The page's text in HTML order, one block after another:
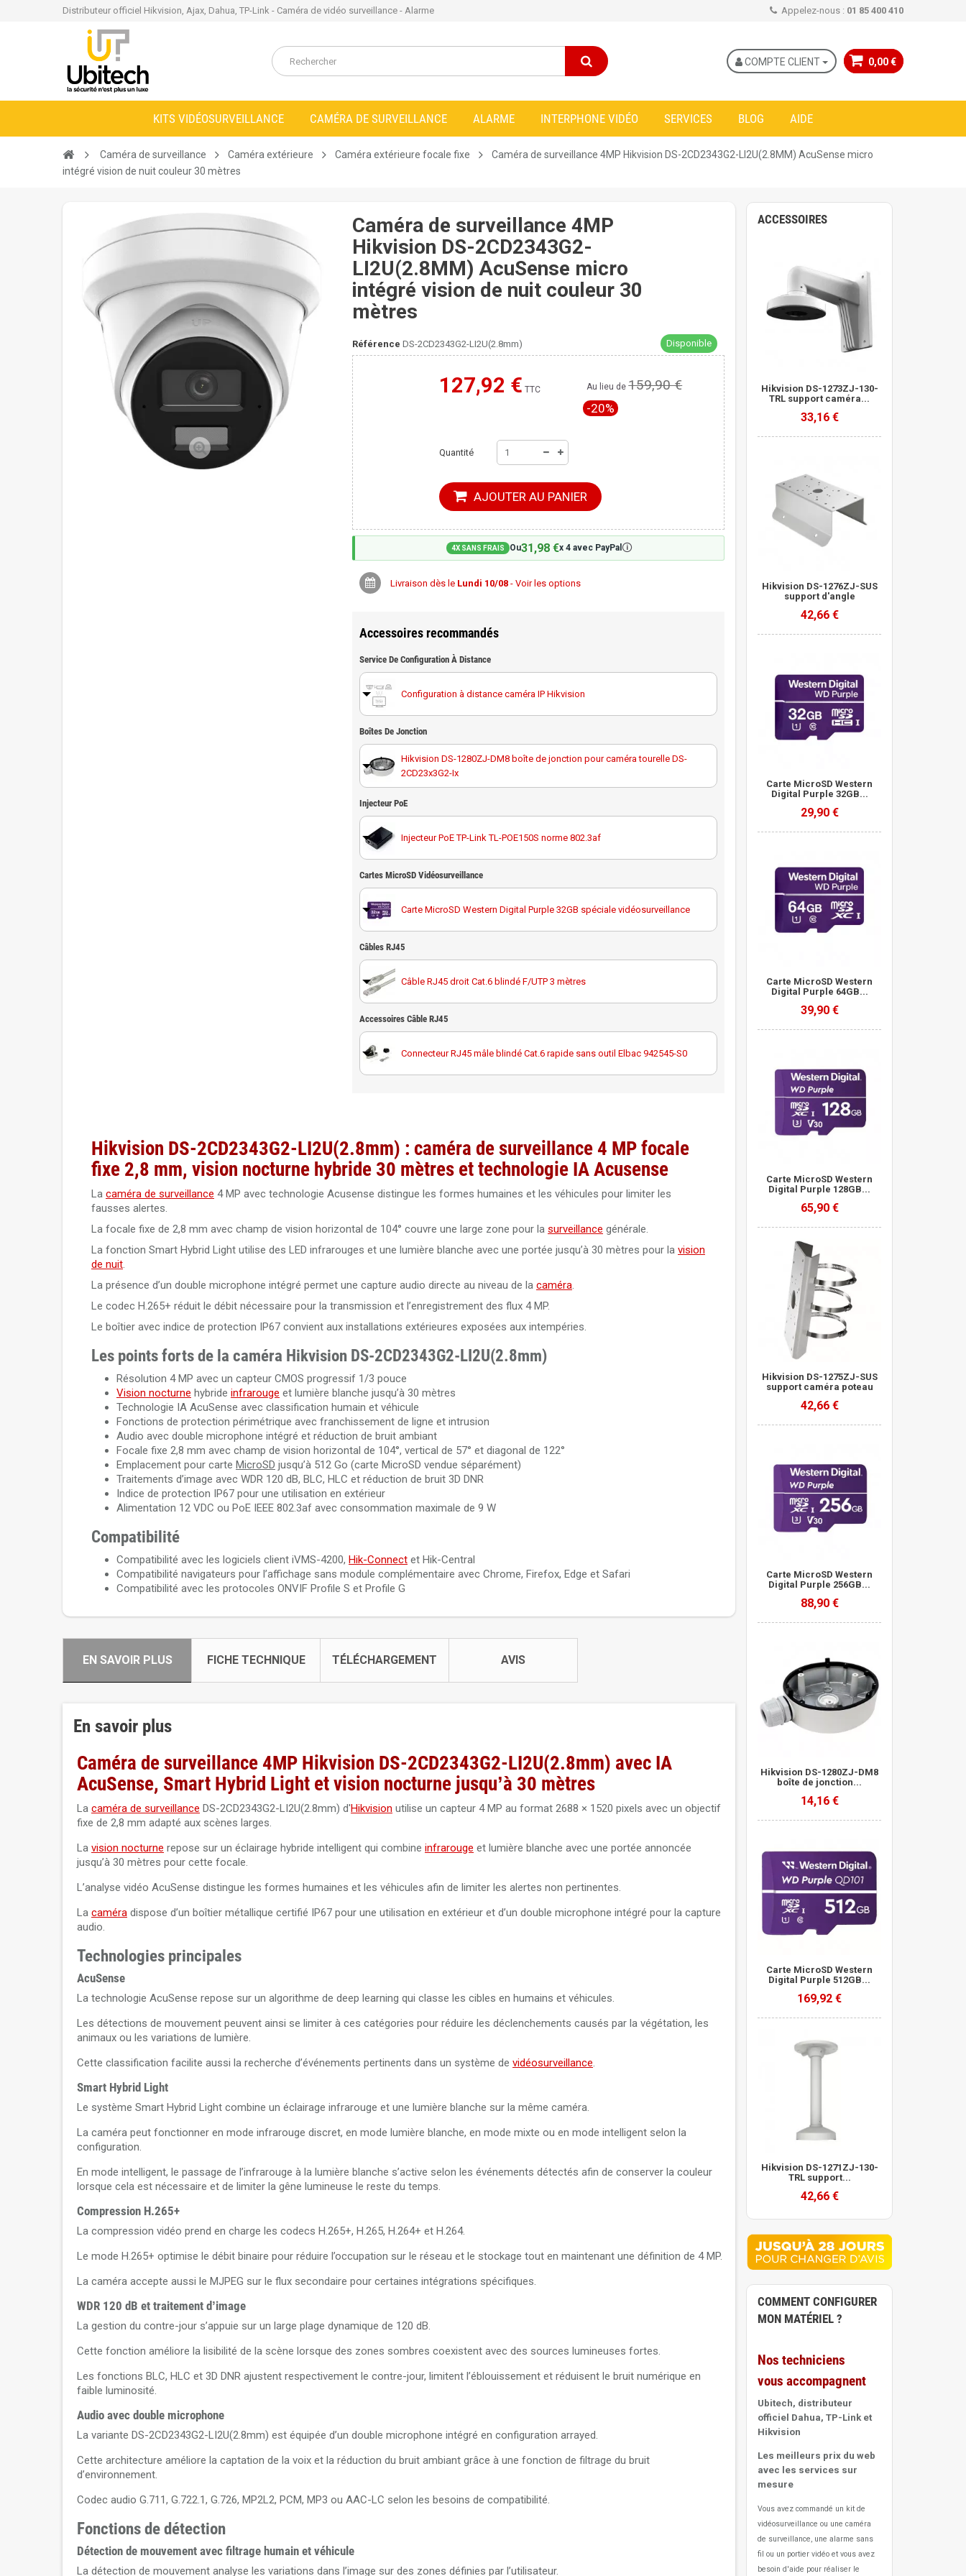
Distributeur officiel Hikvision, Ajax, Dahua, TP-Link - Caméra de vidéo surveillance - Alarme Appelez-nous : 01 85 400 410
0,00 €
COMPTE CLIENT
KITS VIDÉOSURVEILLANCE CAMÉRA DE SURVEILLANCE ALARME INTERPHONE VIDÉO SERVICES BLOG AIDE
Caméra de surveillance Caméra extérieure Caméra extérieure focale fixe
Caméra de surveillance 4MP Hikvision DS-2CD2343G2-LI2U(2.8MM) AcuSense micro
intégré vision de nuit couleur 30 mètres
Caméra de surveillance 4MP
Hikvision DS-2CD2343G2-
LI2U(2.8MM) AcuSense micro
intégré vision de nuit couleur 30
mètres
Référence DS-2CD2343G2-LI2U(2.8mm) Disponible
127,92 € TTC
Moins cher ailleurs ? Au lieu de159,90 €
-20%
Quantité
AJOUTER AU PANIER
4X SANS FRAIS Ou31,98 €x 4 avec PayPal🛈
Livraison dès le Lundi 10/08- Voir les options
Accessoires recommandés
Service De Configuration À Distance
Configuration à distance caméra IP Hikvision
Boîtes De Jonction
Hikvision DS-1280ZJ-DM8 boîte de jonction pour caméra tourelle DS-
2CD23x3G2-Ix
Hikvision DS-1273ZJ-130-TRL support caméra tourelle
Hikvision DS-1271ZJ-130-TRL support plafond pour caméra tourelle
Hikvision DS-2CD23x3G2-Ix
Hikvision DS-1276ZJ-SUS support d'angle
Injecteur PoE
Injecteur PoE TP-Link TL-POE150S norme 802.3af
Cartes MicroSD Vidéosurveillance
Carte MicroSD Western Digital Purple 32GB spéciale vidéosurveillance
Carte MicroSD Western Digital Purple 64GB spéciale vidéosurveillance
vidéosurveillance
Carte MicroSD Western Digital Purple 256GB spéciale
vidéosurveillance
Carte MicroSD Western Digital Purple 512GB spéciale
Câbles RJ45
Câble RJ45 droit Cat.6 blindé F/UTP 3 mètres
Câble RJ45 droit Cat.6 blindé F/UTP 10 mètres
Câble RJ45 droit Cat.6 blindé F/UTP 50 mètres
Câble RJ45 droit Cat.6 blindé F/UTP 40 mètres 100% cuivre
Câble RJ45 Cat.5 UTP 305 mètres Dahua PFM920I-5EUN
Câble RJ45 Cat. 6 UTP intérieur 305 mètres 100% cuivre Dahua
Câble RJ45 Cat.6 UTP 305 mètres LSZH Dahua PFM923I-6UN-C
Accessoires Câble RJ45
Connecteur RJ45 mâle blindé Cat.6 rapide sans outil Elbac 942545-S0
Hikvision DS-2CD2343G2-LI2U(2.8mm) : caméra de surveillance 4 MP focale
fixe 2,8 mm, vision nocturne hybride 30 mètres et technologie IA Acusense
La caméra de surveillance 4 MP avec technologie Acusense distingue les formes humaines et les véhicules pour limiter les
fausses alertes.
La focale fixe de 2,8 mm avec champ de vision horizontal de 104° couvre une large zone pour la surveillance générale.
La fonction Smart Hybrid Light utilise des LED infrarouges et une lumière blanche avec une portée jusqu’à 30 mètres pour la vision
de nuit.
La présence d’un double microphone intégré permet une capture audio directe au niveau de la caméra.
Le codec H.265+ réduit le débit nécessaire pour la transmission et l’enregistrement des flux 4 MP.
Le boîtier avec indice de protection IP67 convient aux installations extérieures exposées aux intempéries.
Les points forts de la caméra Hikvision DS-2CD2343G2-LI2U(2.8mm)
Résolution 4 MP avec un capteur CMOS progressif 1/3 pouce
Vision nocturne hybride infrarouge et lumière blanche jusqu’à 30 mètres
Technologie IA AcuSense avec classification humain et véhicule
Fonctions de protection périmétrique avec franchissement de ligne et intrusion
Audio avec double microphone intégré et réduction de bruit ambiant
Focale fixe 2,8 mm avec champ de vision horizontal de 104°, vertical de 57° et diagonal de 122°
Emplacement pour carte MicroSD jusqu’à 512 Go (carte MicroSD vendue séparément)
Traitements d’image avec WDR 120 dB, BLC, HLC et réduction de bruit 3D DNR
Indice de protection IP67 pour une utilisation en extérieur
Alimentation 12 VDC ou PoE IEEE 802.3af avec consommation maximale de 9 W
Compatibilité
Compatibilité avec les logiciels client iVMS-4200, Hik-Connect et Hik-Central
Compatibilité navigateurs pour l’affichage sans module complémentaire avec Chrome, Firefox, Edge et Safari
Compatibilité avec les protocoles ONVIF Profile S et Profile G
EN SAVOIR PLUS FICHE TECHNIQUE TÉLÉCHARGEMENT AVIS
En savoir plus
Caméra de surveillance 4MP Hikvision DS-2CD2343G2-LI2U(2.8mm) avec IA
AcuSense, Smart Hybrid Light et vision nocturne jusqu’à 30 mètres
La caméra de surveillance DS-2CD2343G2-LI2U(2.8mm) d'Hikvision utilise un capteur 4 MP au format 2688 × 1520 pixels avec un objectif
fixe de 2,8 mm adapté aux scènes larges.
La vision nocturne repose sur un éclairage hybride intelligent qui combine infrarouge et lumière blanche avec une portée annoncée
jusqu’à 30 mètres pour cette focale.
L’analyse vidéo AcuSense distingue les formes humaines et les véhicules afin de limiter les alertes non pertinentes.
La caméra dispose d’un boîtier métallique certifié IP67 pour une utilisation en extérieur et d’un double microphone intégré pour la capture
audio.
Technologies principales
AcuSense
La technologie AcuSense repose sur un algorithme de deep learning qui classe les cibles en humains et véhicules.
Les détections de mouvement peuvent ainsi se limiter à ces catégories pour réduire les déclenchements causés par la végétation, les
animaux ou les variations de lumière.
Cette classification facilite aussi la recherche d’événements pertinents dans un système de vidéosurveillance.
Smart Hybrid Light
Le système Smart Hybrid Light combine un éclairage infrarouge et une lumière blanche sur la même caméra.
La caméra peut fonctionner en mode infrarouge discret, en mode lumière blanche, en mode mixte ou en mode intelligent selon la
configuration.
En mode intelligent, le passage de l’infrarouge à la lumière blanche s’active selon les événements détectés afin de conserver la couleur
lorsque cela est nécessaire et de limiter la gêne lumineuse le reste du temps.
Compression H.265+
La compression vidéo prend en charge les codecs H.265+, H.265, H.264+ et H.264.
Le mode H.265+ optimise le débit binaire pour réduire l’occupation sur le réseau et le stockage tout en maintenant une définition de 4 MP.
La caméra accepte aussi le MJPEG sur le flux secondaire pour certaines intégrations spécifiques.
WDR 120 dB et traitement d’image
La gestion du contre-jour s’appuie sur un large plage dynamique de 120 dB.
Cette fonction améliore la lisibilité de la scène lorsque des zones sombres coexistent avec des sources lumineuses fortes.
Les fonctions BLC, HLC et 3D DNR ajustent respectivement le contre-jour, limitent l’éblouissement et réduisent le bruit numérique en
faible luminosité.
Audio avec double microphone
La variante DS-2CD2343G2-LI2U(2.8mm) est équipée d’un double microphone intégré en configuration arrayed.
Cette architecture améliore la captation de la voix et la réduction du bruit ambiant grâce à une fonction de filtrage du bruit
d’environnement.
Codec audio G.711, G.722.1, G.726, MP2L2, PCM, MP3 ou AAC-LC selon les besoins de compatibilité.
Fonctions de détection
Détection de mouvement avec filtrage humain et véhicule
La détection de mouvement analyse les variations dans l’image sur des zones définies par l’utilisateur.
ACCESSOIRES
Hikvision DS-1273ZJ-130-
TRL support caméra...
33,16 €
Hikvision DS-1276ZJ-SUS
support d'angle
42,66 €
Carte MicroSD Western
Digital Purple 32GB...
29,90 €
Carte MicroSD Western
Digital Purple 64GB...
39,90 €
Carte MicroSD Western
Digital Purple 128GB...
65,90 €
Hikvision DS-1275ZJ-SUS
support caméra poteau
42,66 €
Carte MicroSD Western
Digital Purple 256GB...
88,90 €
Hikvision DS-1280ZJ-DM8
boîte de jonction...
14,16 €
Carte MicroSD Western
Digital Purple 512GB...
169,92 €
Hikvision DS-1271ZJ-130-
TRL support...
42,66 €
COMMENT CONFIGURER
MON MATÉRIEL ?
Nos techniciens
vous accompagnent
Ubitech, distributeur
officiel Dahua, TP-Link et
Hikvision
Les meilleurs prix du web
avec les services sur
mesure
Vous avez commandé un kit de
vidéosurveillance ou une caméra
de surveillance, une alarme sans
fil ou un portier vidéo et vous avez
besoin d'aide pour réaliser le